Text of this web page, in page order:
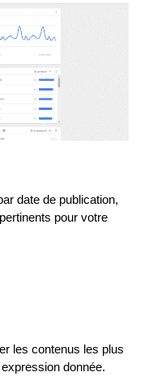
date de publication,
pour votre
les contenus les plus
donnée.